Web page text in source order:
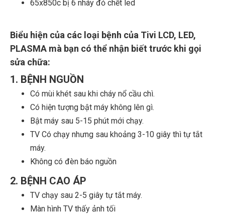
65x850c bị 6 nháy đỏ chết led
Biểu hiện của các loại bệnh của Tivi LCD, LED,
PLASMA mà bạn có thể nhận biết trước khi gọi
sửa chữa:
1. BỆNH NGUỒN
Có mùi khét sau khi cháy nổ cầu chì.
Có hiện tượng bật máy không lên gì.
Bật máy sau 5-15 phút mới chạy.
TV Có chạy nhưng sau khoảng 3-10 giây thì tự tắt
máy.
Không có đèn báo nguồn
2. BỆNH CAO ÁP
TV chạy sau 2-5 giây tự tắt máy.
Màn hình TV thấy ảnh tối